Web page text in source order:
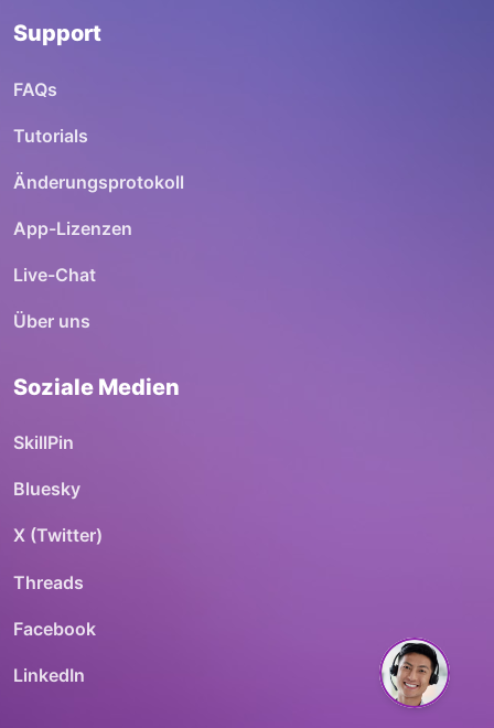
Support
FAQs
Tutorials
Änderungsprotokoll
App-Lizenzen
Live-Chat
Über uns
Soziale Medien
SkillPin
Bluesky
X (Twitter)
Threads
Facebook
LinkedIn